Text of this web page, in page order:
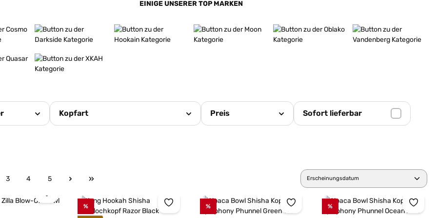
EINIGE UNSERER TOP MARKEN
Mehr erfahren Mehr erfahren Mehr erfahren Mehr erfahren Mehr erfahren
Mehr erfahren
Kopfart Preis Sofort lieferbar
Seite
3
Seite
4
Seite
5
% % %